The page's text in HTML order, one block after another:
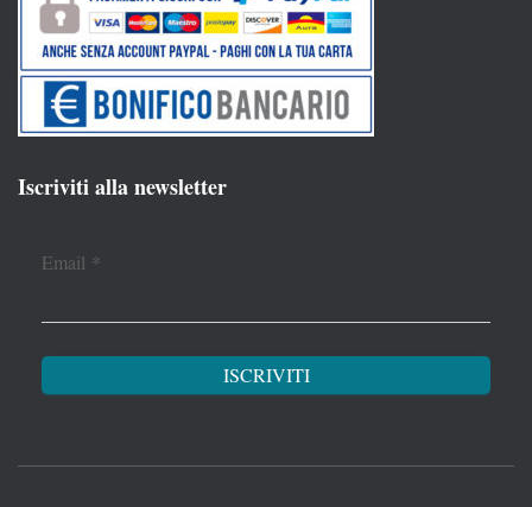
Iscriviti alla newsletter
Email *